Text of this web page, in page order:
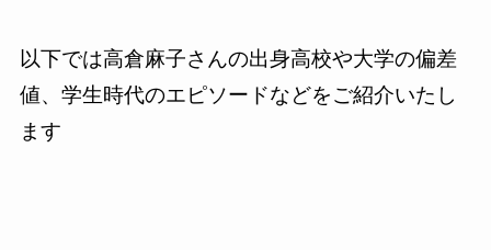
以下では高倉麻子さんの出身高校や大学の偏差
値、学生時代のエピソードなどをご紹介いたし
ます